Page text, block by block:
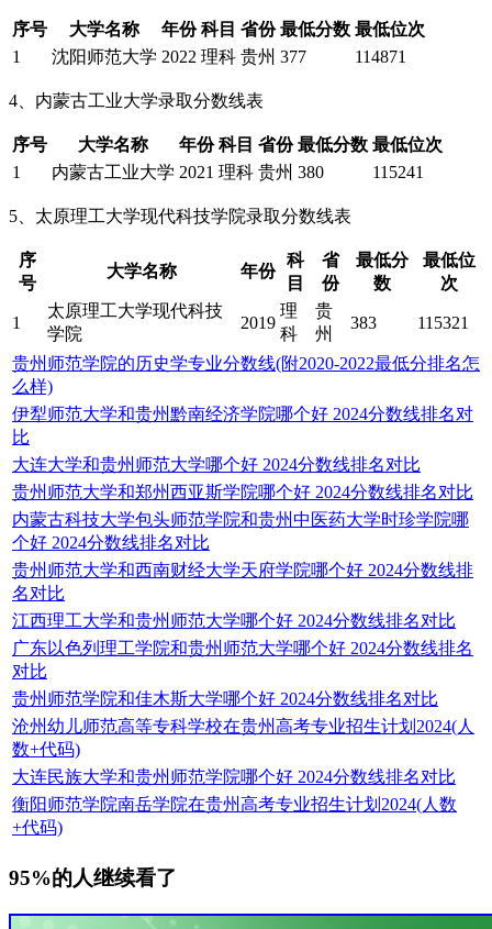
序号 大学名称 年份 科目 省份 最低分数 最低位次
1
沈阳师范大学 2022 理科 贵州 377 114871
4、内蒙古工业大学录取分数线表
序号 大学名称 年份 科目 省份 最低分数 最低位次
1
内蒙古工业大学 2021 理科 贵州 380 115241
5、太原理工大学现代科技学院录取分数线表
序
号
大学名称 年份
科
目
省
份
最低分
数
最低位
次
1
太原理工大学现代科技
学院
2019
理
科
贵
州
383 115321
贵州师范学院的历史学专业分数线(附2020-2022最低分排名怎
么样)
伊犁师范大学和贵州黔南经济学院哪个好 2024分数线排名对
比
大连大学和贵州师范大学哪个好 2024分数线排名对比
贵州师范大学和郑州西亚斯学院哪个好 2024分数线排名对比
内蒙古科技大学包头师范学院和贵州中医药大学时珍学院哪
个好 2024分数线排名对比
贵州师范大学和西南财经大学天府学院哪个好 2024分数线排
名对比
江西理工大学和贵州师范大学哪个好 2024分数线排名对比
广东以色列理工学院和贵州师范大学哪个好 2024分数线排名
对比
贵州师范学院和佳木斯大学哪个好 2024分数线排名对比
沧州幼儿师范高等专科学校在贵州高考专业招生计划2024(人
数+代码)
大连民族大学和贵州师范学院哪个好 2024分数线排名对比
衡阳师范学院南岳学院在贵州高考专业招生计划2024(人数
+代码)
95%的人继续看了